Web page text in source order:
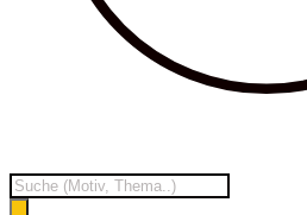
Products
search